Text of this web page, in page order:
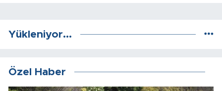
Yükleniyor...
Özel Haber